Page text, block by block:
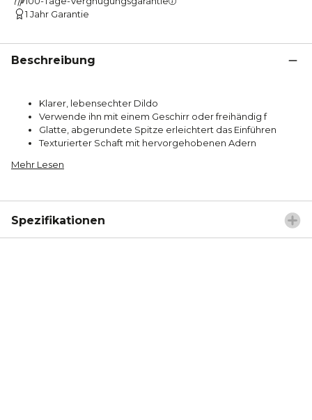
1 Jahr Garantie
Beschreibung
Klarer, lebensechter Dildo
Verwende ihn mit einem Geschirr oder freihändig f
Glatte, abgerundete Spitze erleichtert das Einführen
Texturierter Schaft mit hervorgehobenen Adern
Mehr Lesen
Spezifikationen